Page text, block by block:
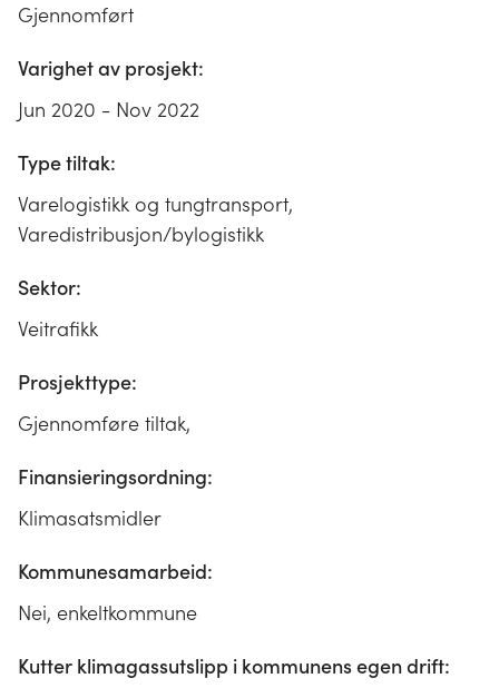
Gjennomført
Varighet av prosjekt:
Jun 2020 - Nov 2022
Type tiltak:
Varelogistikk og tungtransport,
Varedistribusjon/bylogistikk
Sektor:
Veitrafikk
Prosjekttype:
Gjennomføre tiltak,
Finansieringsordning:
Klimasatsmidler
Kommunesamarbeid:
Nei, enkeltkommune
Kutter klimagassutslipp i kommunens egen drift: